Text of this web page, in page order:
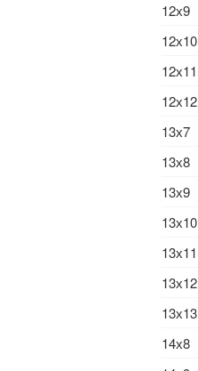
12х9
12х10
12х11
12х12
13х7
13х8
13х9
13х10
13х11
13х12
13х13
14х8